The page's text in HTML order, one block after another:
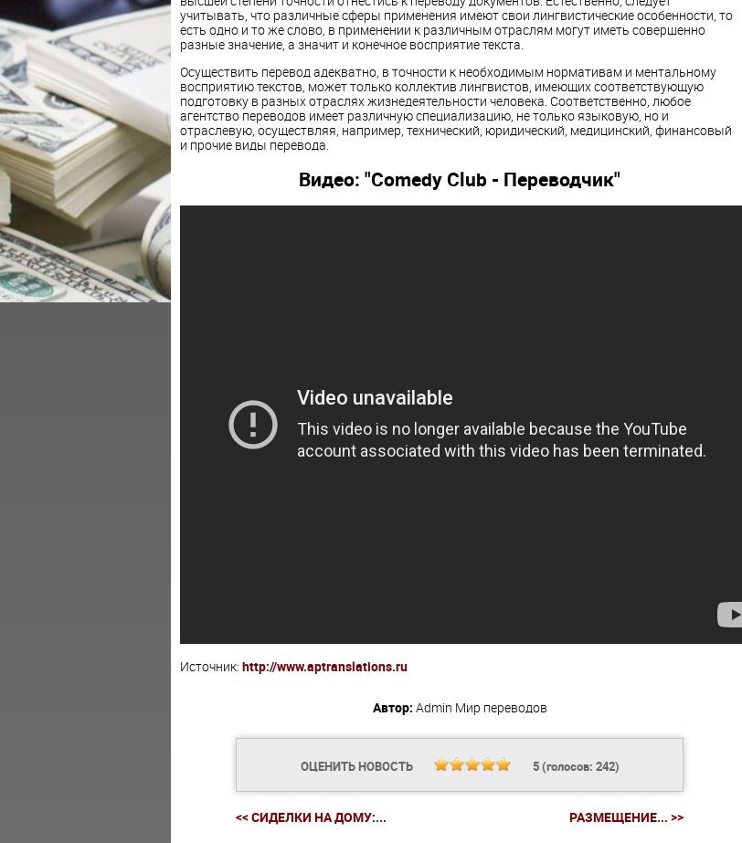
учитывать, что различные сферы применения имеют свои лингвистические особенности, то
есть одно и то же слово, в применении к различным отраслям могут иметь совершенно
разные значение, а значит и конечное восприятие текста.
Осуществить перевод адекватно, в точности к необходимым нормативам и ментальному
восприятию текстов, может только коллектив лингвистов, имеющих соответствующую
подготовку в разных отраслях жизнедеятельности человека. Соответственно, любое
агентство переводов имеет различную специализацию, не только языковую, но и
отраслевую, осуществляя, например, технический, юридический, медицинский, финансовый
и прочие виды перевода.
Видео: "Comedy Club - Переводчик"
Источник: http://www.aptranslations.ru
Автор: Admin Мир переводов
ОЦЕНИТЬ НОВОСТЬ 5(голосов: 242)
<< СИДЕЛКИ НА ДОМУ:... РАЗМЕЩЕНИЕ... >>